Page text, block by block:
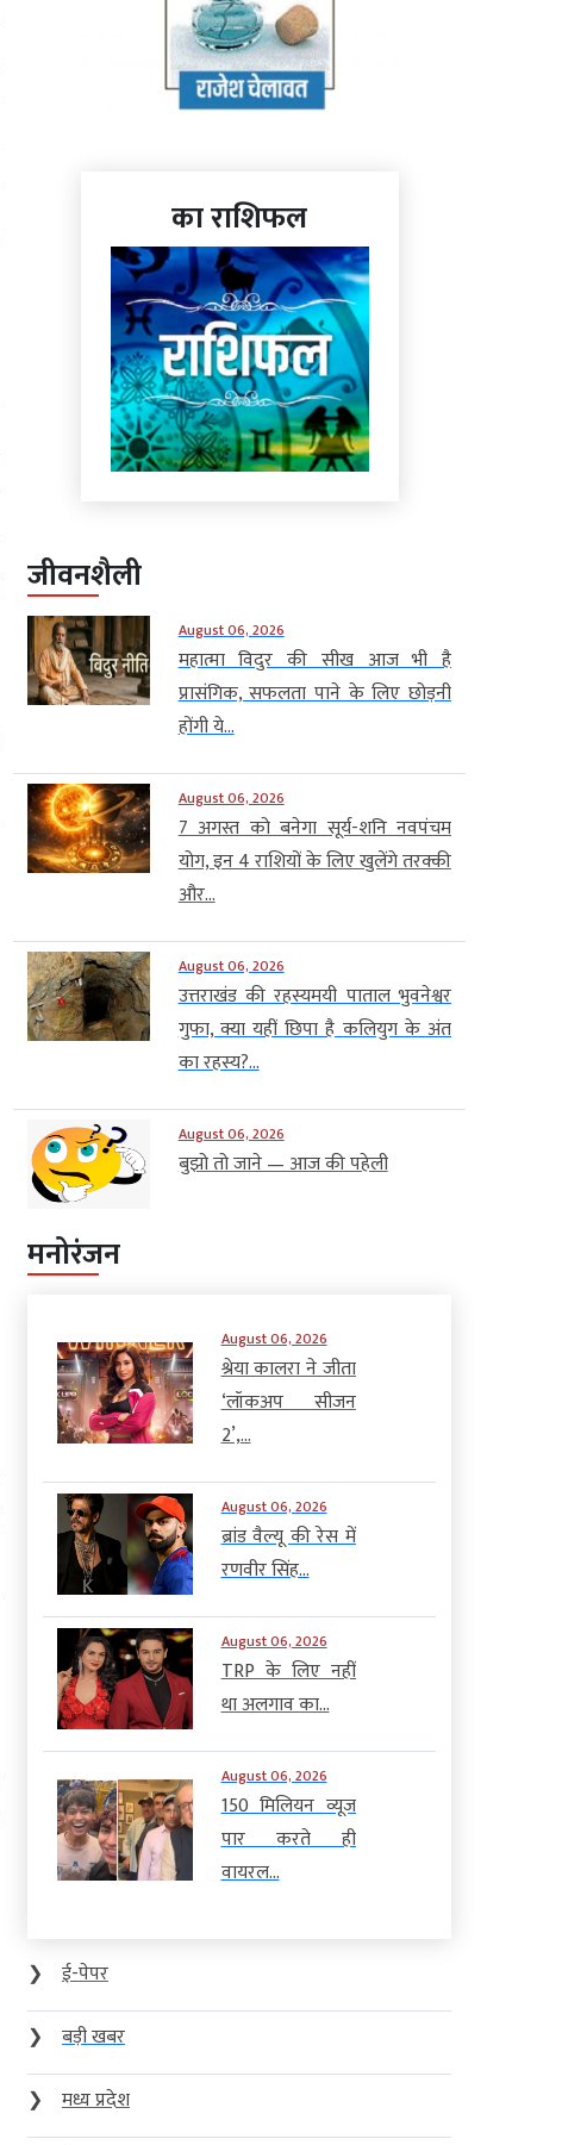
का राशिफल
जीवनशैली
August 06, 2026
महात्मा विदुर की सीख आज भी है
प्रासंगिक, सफलता पाने के लिए छोड़नी
होंगी ये...
August 06, 2026
7 अगस्त को बनेगा सूर्य-शनि नवपंचम
योग, इन 4 राशियों के लिए खुलेंगे तरक्की
और...
August 06, 2026
उत्तराखंड की रहस्यमयी पाताल भुवनेश्वर
गुफा, क्या यहीं छिपा है कलियुग के अंत
का रहस्य?...
August 06, 2026
बुझो तो जाने — आज की पहेली
मनोरंजन
August 06, 2026
श्रेया कालरा ने जीता
‘लॉकअप सीजन
2’,...
August 06, 2026
ब्रांड वैल्यू की रेस में
रणवीर सिंह...
August 06, 2026
TRP के लिए नहीं
था अलगाव का...
August 06, 2026
150 मिलियन व्यूज
पार करते ही
वायरल...
❯
ई-पेपर
❯
बड़ी खबर
❯
मध्य प्रदेश